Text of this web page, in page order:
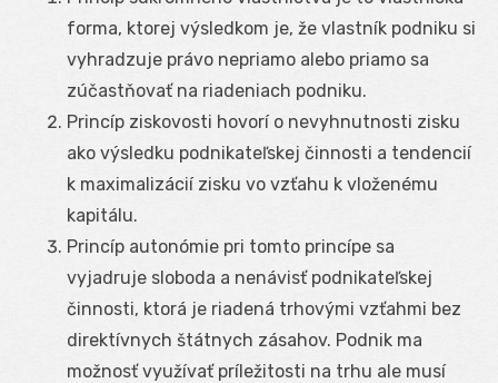
forma, ktorej výsledkom je, že vlastník podniku si
vyhradzuje právo nepriamo alebo priamo sa
zúčastňovať na riadeniach podniku.
Princíp ziskovosti hovorí o nevyhnutnosti zisku
ako výsledku podnikateľskej činnosti a tendencií
k maximalizácií zisku vo vzťahu k vloženému
kapitálu.
Princíp autonómie pri tomto princípe sa
vyjadruje sloboda a nenávisť podnikateľskej
činnosti, ktorá je riadená trhovými vzťahmi bez
direktívnych štátnych zásahov. Podnik ma
možnosť využívať príležitosti na trhu ale musí